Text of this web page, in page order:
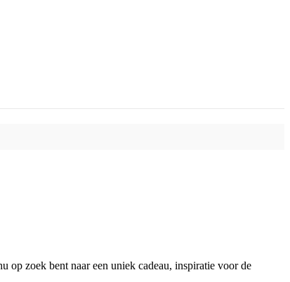
zoek bent naar een uniek cadeau, inspiratie voor de